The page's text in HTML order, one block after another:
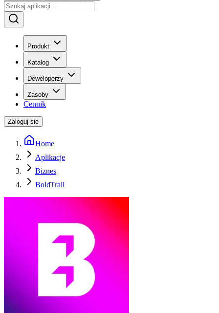
Produkt
Katalog
Deweloperzy
Zasoby
Cennik
Zaloguj się
Home
Aplikacje
Biznes
BoldTrail